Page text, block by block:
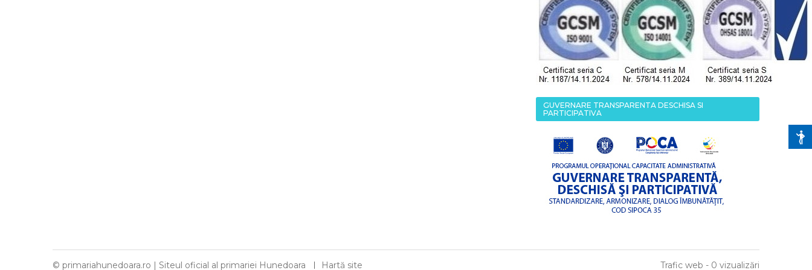
GUVERNARE TRANSPARENTA DESCHISA SI
PARTICIPATIVA
© primariahunedoara.ro | Siteul oficial al primariei Hunedoara Hartă site Trafic web - 0 vizualizări